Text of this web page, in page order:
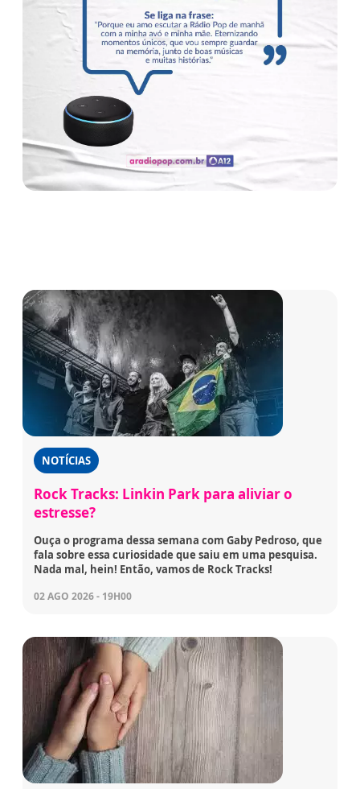
NOTÍCIAS
Rock Tracks: Linkin Park para aliviar o
estresse?
Ouça o programa dessa semana com Gaby Pedroso, que
fala sobre essa curiosidade que saiu em uma pesquisa.
Nada mal, hein! Então, vamos de Rock Tracks!
02 AGO 2026 - 19H00